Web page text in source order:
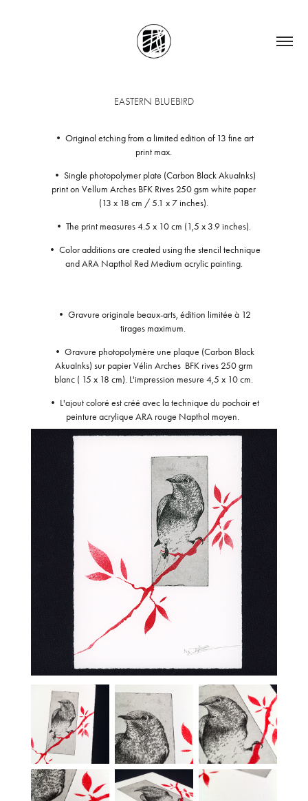
EASTERN BLUEBIRD
• Original etching from a limited edition of 13 fine art
print max.
• Single photopolymer plate (Carbon Black AkuaInks)
print on Vellum Arches BFK Rives 250 gsm white paper
(13 x 18 cm / 5.1 x 7 inches).
• The print measures 4.5 x 10 cm (1,5 x 3.9 inches).
• Color additions are created using the stencil technique
and ARA Napthol Red Medium acrylic painting.
• Gravure originale beaux-arts, édition limitée à 12
tirages maximum.
• Gravure photopolymère une plaque (Carbon Black
AkuaInks) sur papier Vélin Arches BFK rives 250 grm
blanc ( 15 x 18 cm). L'impression mesure 4,5 x 10 cm.
• L'ajout coloré est créé avec la technique du pochoir et
peinture acrylique ARA rouge Napthol moyen.